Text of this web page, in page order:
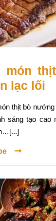
món
lạc lối
thịt bò
sáng tạo cao